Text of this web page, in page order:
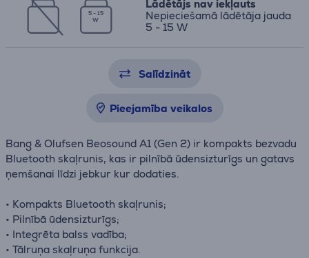
5 - 15
W
Lādētājs nav iekļauts
Nepieciešamā lādētāja jauda
5 - 15 W
Salīdzināt
Pieejamība veikalos
Bang & Olufsen Beosound A1 (Gen 2) ir kompakts bezvadu
Bluetooth skaļrunis, kas ir pilnībā ūdensizturīgs un gatavs
ņemšanai līdzi jebkur kur dodaties.
• Kompakts Bluetooth skaļrunis;
• Pilnībā ūdensizturīgs;
• Integrēta balss vadība;
• Tālruņa skaļruņa funkcija.